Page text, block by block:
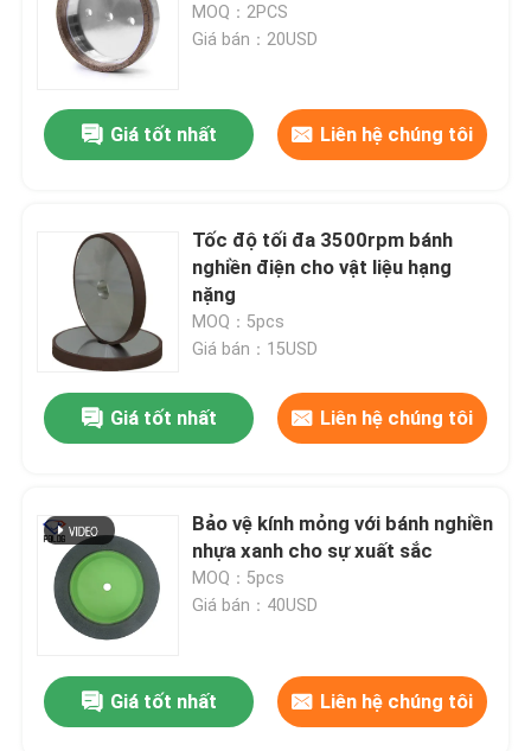
MOQ：2PCS
Giá bán：20USD
Giá tốt nhất Liên hệ chúng tôi
Tốc độ tối đa 3500rpm bánh
nghiền điện cho vật liệu hạng
nặng
MOQ：5pcs
Giá bán：15USD
Giá tốt nhất Liên hệ chúng tôi
Bảo vệ kính mỏng với bánh nghiền
nhựa xanh cho sự xuất sắc
MOQ：5pcs
Giá bán：40USD
Giá tốt nhất Liên hệ chúng tôi